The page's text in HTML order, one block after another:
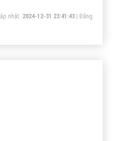
nhật: 2024-12-31 23:41:43|Đăng